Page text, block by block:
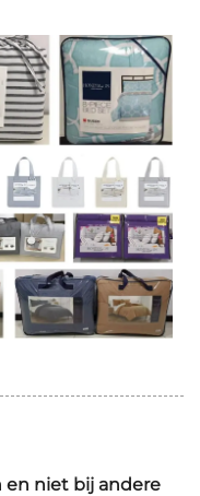
en niet bij andere